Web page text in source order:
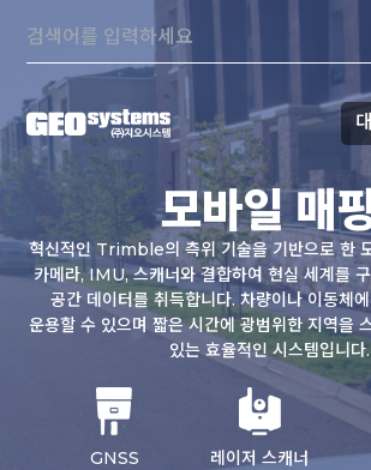
바로가기
Search:
GNSS
레이저 스캐너
토탈 스테이션
모바일 매핑
모바일 매
혁신적인 Trimble의 측위 기술을 기반으로 한
카메라, IMU, 스캐너와 결합하여 현실 세계를
공간 데이터를 취득합니다.차량이나 이동체
운용할 수 있으며 짧은 시간에 광범위한 지역을
있는 효율적인 시스템입니다.
GNSS 레이저 스캐너